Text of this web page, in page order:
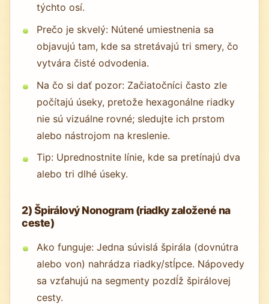
týchto osí.
Prečo je skvelý: Nútené umiestnenia sa
objavujú tam, kde sa stretávajú tri smery, čo
vytvára čisté odvodenia.
Na čo si dať pozor: Začiatočníci často zle
počítajú úseky, pretože hexagonálne riadky
nie sú vizuálne rovné; sledujte ich prstom
alebo nástrojom na kreslenie.
Tip: Uprednostnite línie, kde sa pretínajú dva
alebo tri dlhé úseky.
2) Špirálový Nonogram (riadky založené na
ceste)
Ako funguje: Jedna súvislá špirála (dovnútra
alebo von) nahrádza riadky/stĺpce. Nápovedy
sa vzťahujú na segmenty pozdĺž špirálovej
cesty.